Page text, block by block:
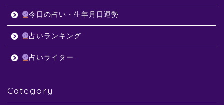
今日の占い・生年月日運勢
占いランキング
占いライター
Category